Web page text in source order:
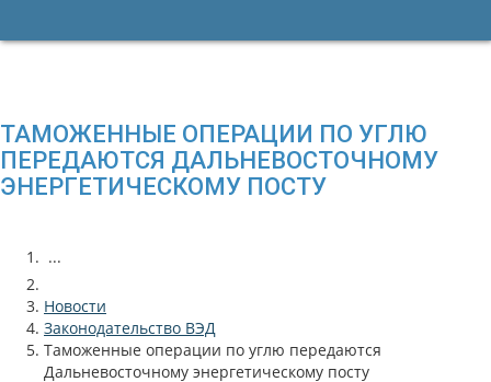
ТАМОЖЕННЫЕ ОПЕРАЦИИ ПО УГЛЮ
ПЕРЕДАЮТСЯ ДАЛЬНЕВОСТОЧНОМУ
ЭНЕРГЕТИЧЕСКОМУ ПОСТУ
...
Новости
Законодательство ВЭД
Таможенные операции по углю передаются
Дальневосточному энергетическому посту